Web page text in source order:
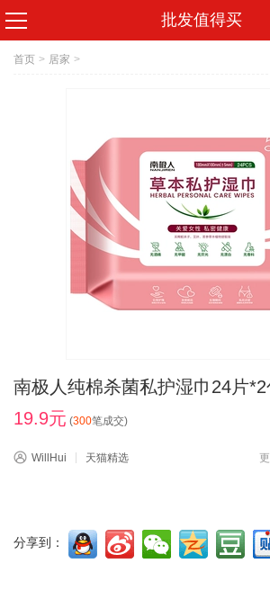
批发值得买
首页 > 居家 >
南极人纯棉杀菌私护湿巾24片*2
19.9元 (300笔成交)
WillHui 天猫精选
分享到：